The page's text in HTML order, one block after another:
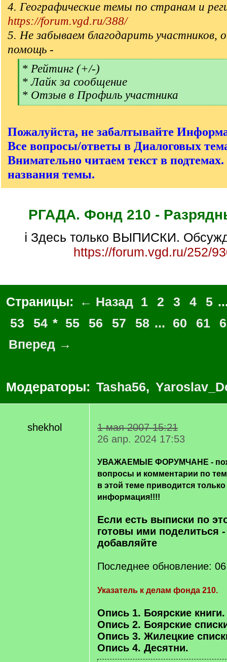
4. Географические темы по странам и
https://forum.vgd.ru/388/
5. Не забываем благодарить участников,
помощь -
[
]
* Рейтинг (+/-)
* Лайк за сообщение
* Отзыв в Профиль участника
[
]
Пожалуйста, не забалтывайте
Все вопросы/ответы в Диалоговых
Внимательно читаем текст в
названия темы.
РГАДА. Фонд 210 -
ℹ Здесь только ВЫПИСКИ.
https://forum.vgd.ru/252/
Страницы: ← Назад 1 2 3 4 5
53
54 * 55 56 57 58 ... 60 61
Вперед →
Модераторы: Tasha56,
shekhol
1 мая 2007 15:21
26 апр. 2024 17:53
УВАЖАЕМЫЕ ФОРУМЧАНЕ -
вопросы и комментарии по
в этой теме приводится
информация!!!!
Если есть выписки по
готовы ими поделиться
добавляйте
Последнее обновление:
Указатель к делам фонда 210.
Опись 1. Боярские книги.
Опись 2. Боярские
Опись 3. Жилецкие
Опись 4. Десятни.